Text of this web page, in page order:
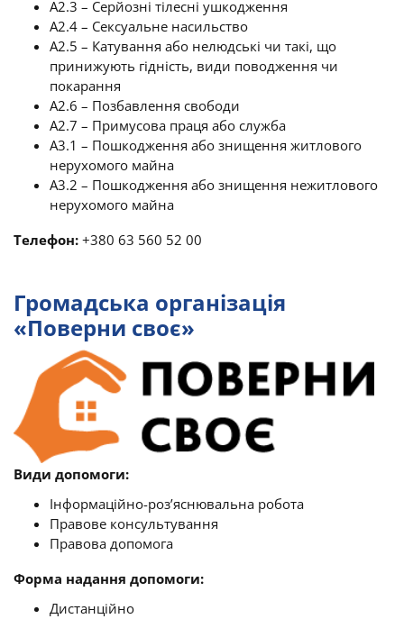
A2.3 – Серйозні тілесні ушкодження
A2.4 – Сексуальне насильство
A2.5 – Катування або нелюдські чи такі, що
принижують гідність, види поводження чи
покарання
A2.6 – Позбавлення свободи
A2.7 – Примусова праця або служба
A3.1 – Пошкодження або знищення житлового
нерухомого майна
A3.2 – Пошкодження або знищення нежитлового
нерухомого майна
Телефон: +380 63 560 52 00
Громадська організація
«Поверни своє»
Види допомоги:
Інформаційно-роз’яснювальна робота
Правове консультування
Правова допомога
Форма надання допомоги:
Дистанційно